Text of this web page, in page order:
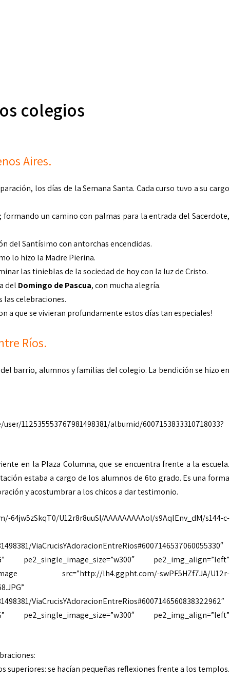
colegios
Aires.
los días de la Semana Santa. Cada curso tuvo a su cargo
; formando un camino con palmas para la entrada del Sacerdote,
del Santísimo con antorchas encendidas.
lo hizo la Madre Pierina.
las tinieblas de la sociedad de hoy con la luz de Cristo.
del Domingo de Pascua, con mucha alegría.
las celebraciones.
a que se vivieran profundamente estos días tan especiales!
Ríos.
barrio, alumnos y familias del colegio. La bendición se hizo en
112535553767981498381/albumid/6007153833310718033?
en la Plaza Columna, que se encuentra frente a la escuela.
estaba a cargo de los alumnos de 6to grado. Es una forma
y acostumbrar a los chicos a dar testimonio.
U12r8r8uuSI/AAAAAAAAAoI/s9AqlEnv_dM/s144-c-
ViaCrucisYAdoracionEntreRios#6007146537060055330″
pe2_single_image_size=”w300″ pe2_img_align=”left”
lh4.ggpht.com/-swPF5HZf7JA/U12r-
ViaCrucisYAdoracionEntreRios#6007146560838322962″
pe2_single_image_size=”w300″ pe2_img_align=”left”
superiores: se hacían pequeñas reflexiones frente a los templos.